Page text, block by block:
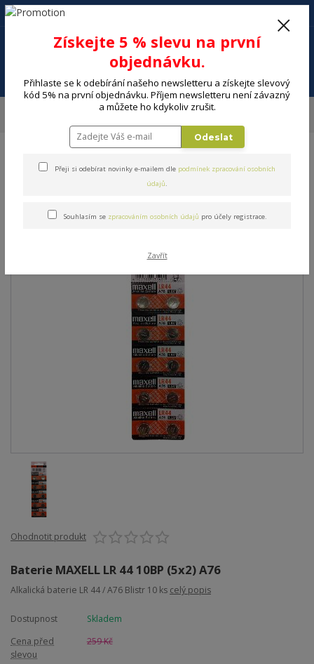
+420 602 494 600
Energie, instalační materiál Baterie
Baterie MAXELL LR 44 10BP
Ohodnotit produkt
Baterie MAXELL LR 44 10BP (5x2) A76
Alkalická baterie LR 44 / A76 Blistr 10 ks celý popis
Dostupnost
Skladem
Cena před
slevou
259 Kč
Získejte 5 % slevu na první
objednávku.
Přihlaste se k odebírání našeho newsletteru a získejte slevový
kód 5% na první objednávku. Příjem newsletteru není závazný
a můžete ho kdykoliv zrušit.
Odeslat
Přeji si odebírat novinky e-mailem dle podmínek zpracování osobních
údajů.
Souhlasím se zpracováním osobních údajů pro účely registrace.
Zavřít